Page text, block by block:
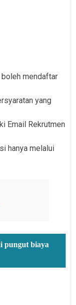
mendaftar
yang
Email Rekrutmen
hanya melalui
pungut biaya